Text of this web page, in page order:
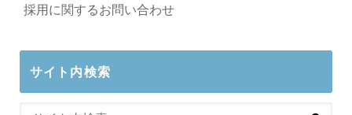
採用に関するお問い合わせ
サイト内検索